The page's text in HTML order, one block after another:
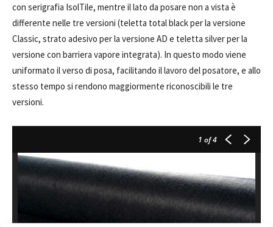
con serigrafia IsolTile, mentre il lato da posare non a vista è
differente nelle tre versioni (teletta total black per la versione
Classic, strato adesivo per la versione AD e teletta silver per la
versione con barriera vapore integrata). In questo modo viene
uniformato il verso di posa, facilitando il lavoro del posatore, e allo
stesso tempo si rendono maggiormente riconoscibili le tre
versioni.
1 of 4